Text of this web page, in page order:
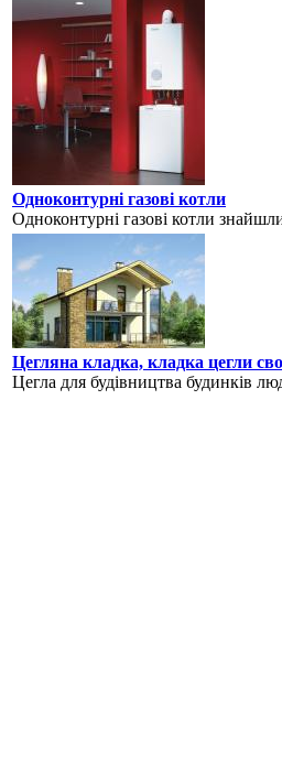
Одноконтурні газові котли
Одноконтурні газові котли
Цегляна кладка, кладка цегли
Цегла для будівництва будинків